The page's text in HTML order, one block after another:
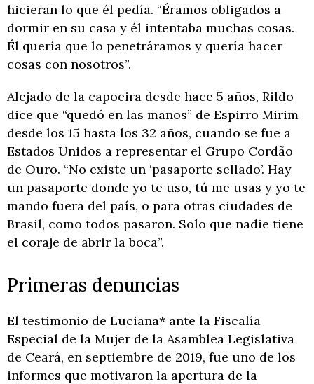
hicieran lo que él pedía. “Éramos obligados a
dormir en su casa y él intentaba muchas cosas.
Él quería que lo penetráramos y quería hacer
cosas con nosotros”.
Alejado de la capoeira desde hace 5 años, Rildo
dice que “quedó en las manos” de Espirro Mirim
desde los 15 hasta los 32 años, cuando se fue a
Estados Unidos a representar el Grupo Cordão
de Ouro. “No existe un ‘pasaporte sellado’. Hay
un pasaporte donde yo te uso, tú me usas y yo te
mando fuera del país, o para otras ciudades de
Brasil, como todos pasaron. Solo que nadie tiene
el coraje de abrir la boca”.
Primeras denuncias
El testimonio de Luciana* ante la Fiscalía
Especial de la Mujer de la Asamblea Legislativa
de Ceará, en septiembre de 2019, fue uno de los
informes que motivaron la apertura de la